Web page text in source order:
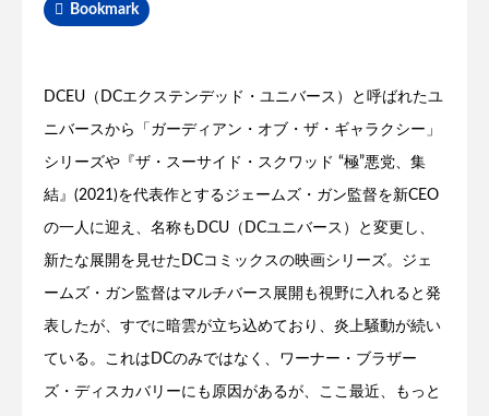
Bookmark
DCEU（DCエクステンデッド・ユニバース）と呼ばれたユ
ニバースから「ガーディアン・オブ・ザ・ギャラクシー」
シリーズや『ザ・スーサイド・スクワッド “極”悪党、集
結』(2021)を代表作とするジェームズ・ガン監督を新CEO
の一人に迎え、名称もDCU（DCユニバース）と変更し、
新たな展開を見せたDCコミックスの映画シリーズ。ジェ
ームズ・ガン監督はマルチバース展開も視野に入れると発
表したが、すでに暗雲が立ち込めており、炎上騒動が続い
ている。これはDCのみではなく、ワーナー・ブラザー
ズ・ディスカバリーにも原因があるが、ここ最近、もっと